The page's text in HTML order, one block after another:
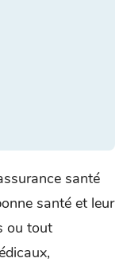
santé
santé et leur
ou tout